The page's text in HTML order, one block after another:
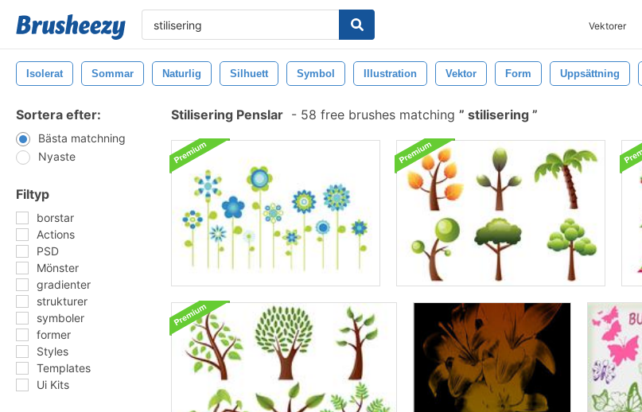
Vektorer
Isolerat Sommar Naturlig Silhuett Symbol Illustration Vektor Form Uppsättning
Sortera efter:
Bästa matchning
Nyaste
Filtyp
borstar
Actions
PSD
Mönster
gradienter
strukturer
symboler
former
Styles
Templates
Ui Kits
Stilisering Penslar - 58 free brushes matching stilisering